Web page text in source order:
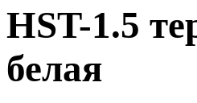
HST-1.5
белая